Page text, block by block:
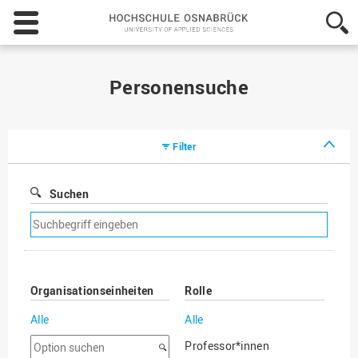
Hochschule
Osnabrück
-
Personensuche
Filter
Suchen
Suchfilter
entfernen
Organisationseinheiten
Alle
Option
Rolle
Alle
Professor*innen